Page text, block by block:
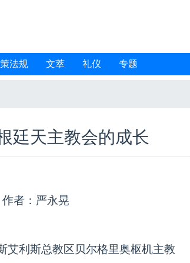
法规 文萃 礼仪 专题
廷天主教会的成长
作者：严永晃
利斯总教区贝尔格里奥枢机主教